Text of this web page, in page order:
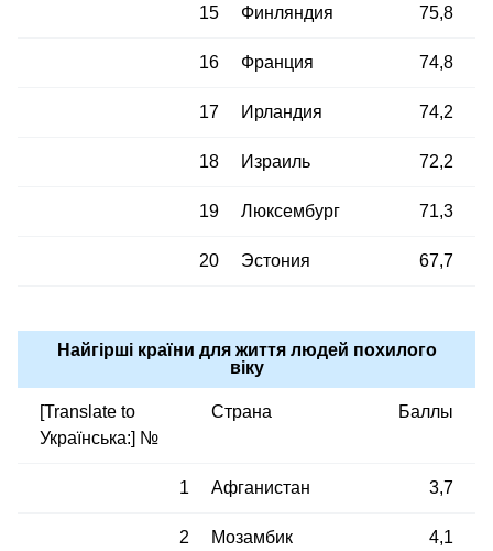
15 Финляндия 75,8
16 Франция 74,8
17 Ирландия 74,2
18 Израиль 72,2
19 Люксембург 71,3
20 Эстония 67,7
Найгірші країни для життя людей похилого
віку
[Translate to
Українська:] №
Страна Баллы
1 Афганистан 3,7
2 Мозамбик 4,1